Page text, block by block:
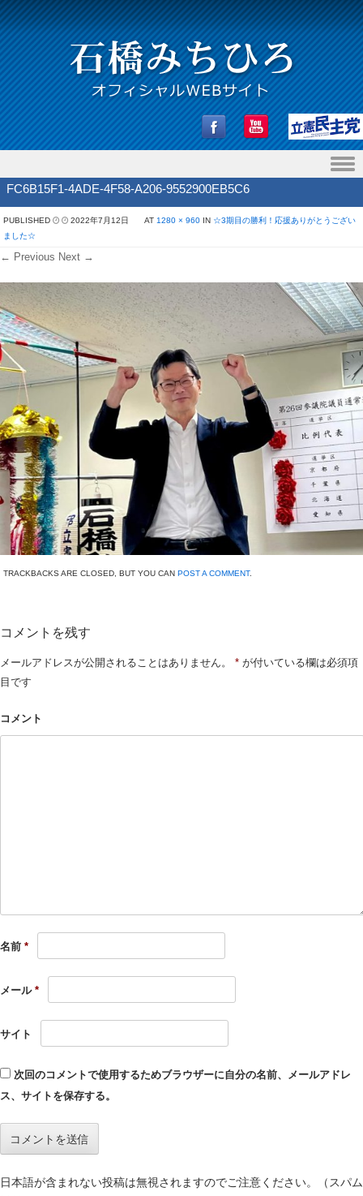
Skip to content
FC6B15F1-4ADE-4F58-A206-9552900EB5C6
PUBLISHED 2022年7月12日 AT 1280 × 960 IN ☆3期目の勝利！応援ありがとうござい
ました☆
← Previous Next →
TRACKBACKS ARE CLOSED, BUT YOU CAN POST A COMMENT.
コメントを残す
メールアドレスが公開されることはありません。 * が付いている欄は必須項
目です
コメント
名前 *
メール *
サイト
次回のコメントで使用するためブラウザーに自分の名前、メールアドレ
ス、サイトを保存する。
日本語が含まれない投稿は無視されますのでご注意ください。（スパム